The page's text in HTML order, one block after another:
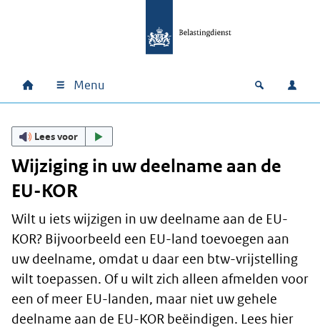
Hoofdnavigatie
Home Menu Open
Lees voor
Wijziging in uw deelname aan de
EU-KOR
Wilt u iets wijzigen in uw deelname aan de EU-
KOR? Bijvoorbeeld een EU-land toevoegen aan
uw deelname, omdat u daar een btw-vrijstelling
wilt toepassen. Of u wilt zich alleen afmelden voor
een of meer EU-landen, maar niet uw gehele
deelname aan de EU-KOR beëindigen. Lees hier